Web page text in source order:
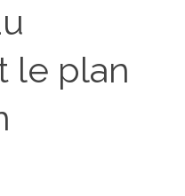
le plan